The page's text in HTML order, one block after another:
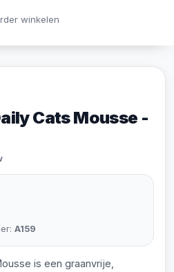
Cats Mousse -
A159
is een graanvrije,
winkelen